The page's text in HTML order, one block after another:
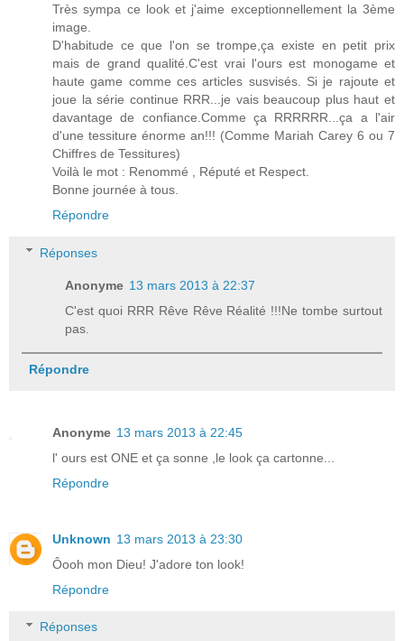
Très sympa ce look et j'aime exceptionnellement la 3ème
image.
D'habitude ce que l'on se trompe,ça existe en petit prix
mais de grand qualité.C'est vrai l'ours est monogame et
haute game comme ces articles susvisés. Si je rajoute et
joue la série continue RRR...je vais beaucoup plus haut et
davantage de confiance.Comme ça RRRRRR...ça a l'air
d'une tessiture énorme an!!! (Comme Mariah Carey 6 ou 7
Chiffres de Tessitures)
Voilà le mot : Renommé , Réputé et Respect.
Bonne journée à tous.
Répondre
Réponses
Anonyme 13 mars 2013 à 22:37
C'est quoi RRR Rêve Rêve Réalité !!!Ne tombe surtout
pas.
Répondre
Anonyme 13 mars 2013 à 22:45
l' ours est ONE et ça sonne ,le look ça cartonne...
Répondre
Unknown 13 mars 2013 à 23:30
Ôooh mon Dieu! J'adore ton look!
Répondre
Réponses